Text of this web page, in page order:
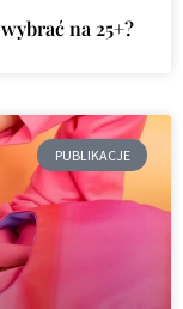
na 25+?
PUBLIKACJE